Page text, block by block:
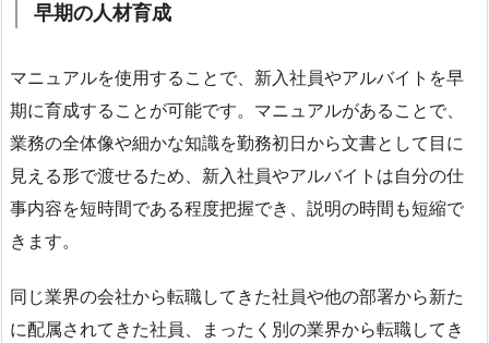
早期の人材育成
マニュアルを使用することで、新入社員やアルバイトを早
期に育成することが可能です。マニュアルがあることで、
業務の全体像や細かな知識を勤務初日から文書として目に
見える形で渡せるため、新入社員やアルバイトは自分の仕
事内容を短時間である程度把握でき、説明の時間も短縮で
きます。
同じ業界の会社から転職してきた社員や他の部署から新た
に配属されてきた社員、まったく別の業界から転職してき